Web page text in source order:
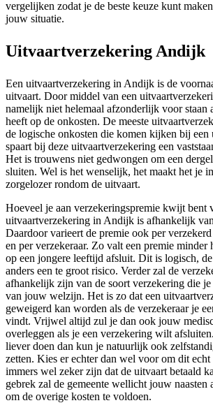
vergelijken zodat je de beste keuze kunt
jouw situatie.
Uitvaartverzekering Andijk
Een uitvaartverzekering in Andijk is de
uitvaart. Door middel van een
namelijk niet helemaal afzonderlijk voor staan
heeft op de onkosten. De meeste
de logische onkosten die komen kijken bij een
spaart bij deze uitvaartverzekering een
Het is trouwens niet gedwongen om een
sluiten. Wel is het wenselijk, het maakt het je
zorgelozer rondom de uitvaart.
Hoeveel je aan verzekeringspremie kwijt bent
uitvaartverzekering in Andijk is afhankelijk
Daardoor varieert de premie ook per
en per verzekeraar. Zo valt een premie
op een jongere leeftijd afsluit. Dit is logisch,
anders een te groot risico. Verder zal de
afhankelijk zijn van de soort verzekering die
van jouw welzijn. Het is zo dat een
geweigerd kan worden als de verzekeraar je
vindt. Vrijwel altijd zul je dan ook jouw
overleggen als je een verzekering wilt
liever doen dan kun je natuurlijk ook
zetten. Kies er echter dan wel voor om dit
immers wel zeker zijn dat de uitvaart betaald
gebrek zal de gemeente wellicht jouw naasten
om de overige kosten te voldoen.